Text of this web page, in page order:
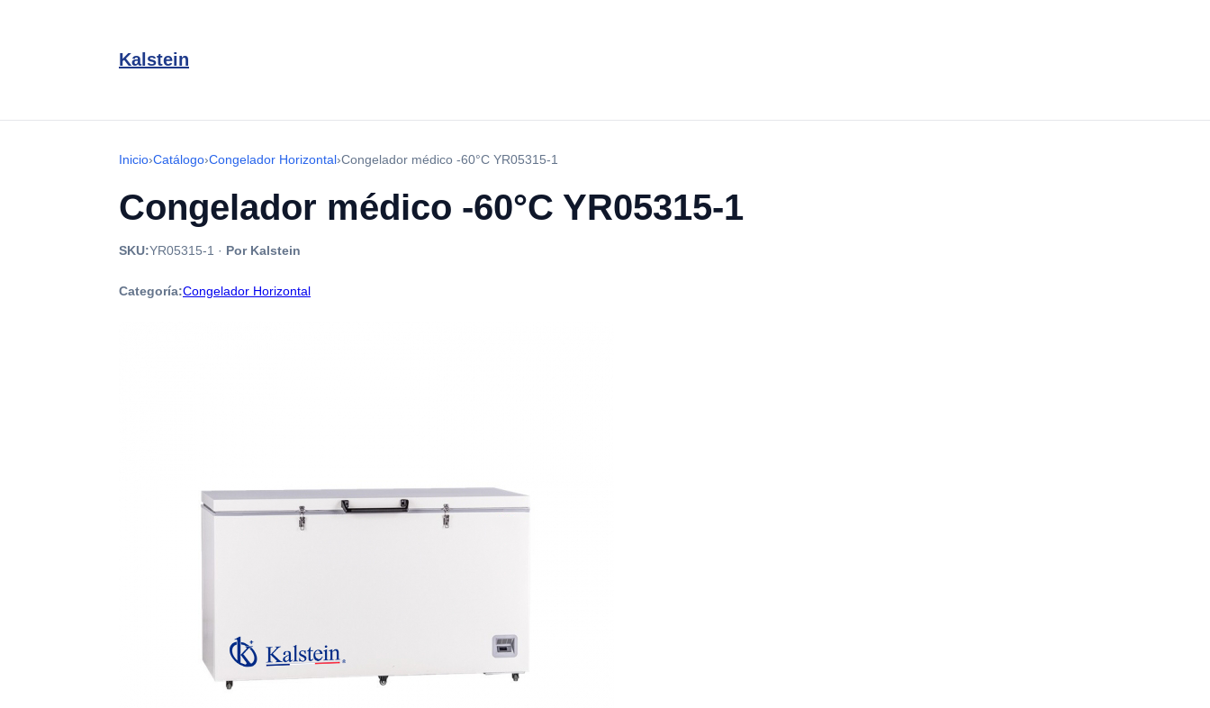
Kalstein
Inicio›Catálogo›Congelador Horizontal›Congelador médico -60°C YR05315-1
Congelador médico -60°C YR05315-1
SKU:YR05315-1 · Por Kalstein
Categoría:Congelador Horizontal